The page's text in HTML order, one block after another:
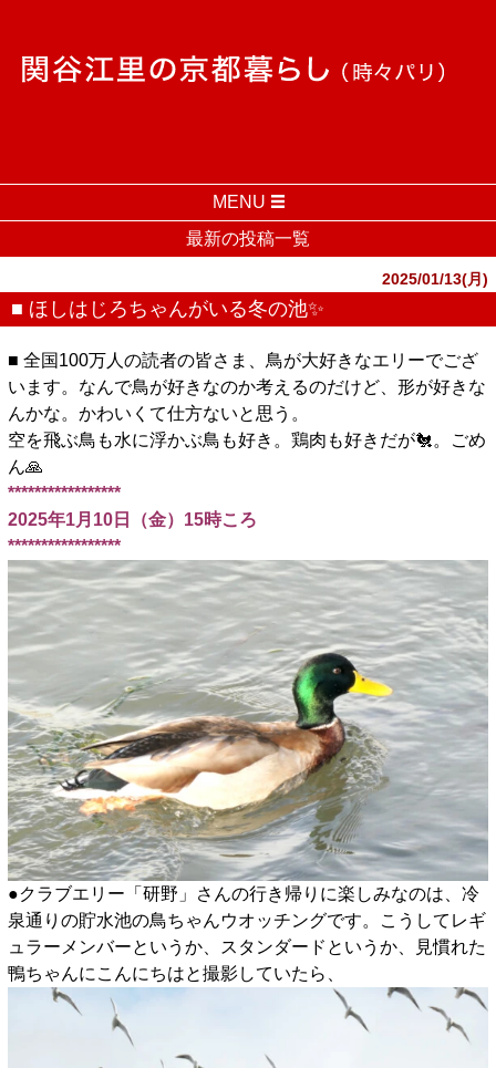
MENU
最新の投稿一覧
2025/01/13(月)
■ ほしはじろちゃんがいる冬の池✨️
■ 全国100万人の読者の皆さま、鳥が大好きなエリーでござ
います。なんで鳥が好きなのか考えるのだけど、形が好きな
んかな。かわいくて仕方ないと思う。
空を飛ぶ鳥も水に浮かぶ鳥も好き。鶏肉も好きだが🐔。ごめ
ん🙏
*****************
2025年1月10日（金）15時ころ
*****************
●クラブエリー「研野」さんの行き帰りに楽しみなのは、冷
泉通りの貯水池の鳥ちゃんウオッチングです。こうしてレギ
ュラーメンバーというか、スタンダードというか、見慣れた
鴨ちゃんにこんにちはと撮影していたら、